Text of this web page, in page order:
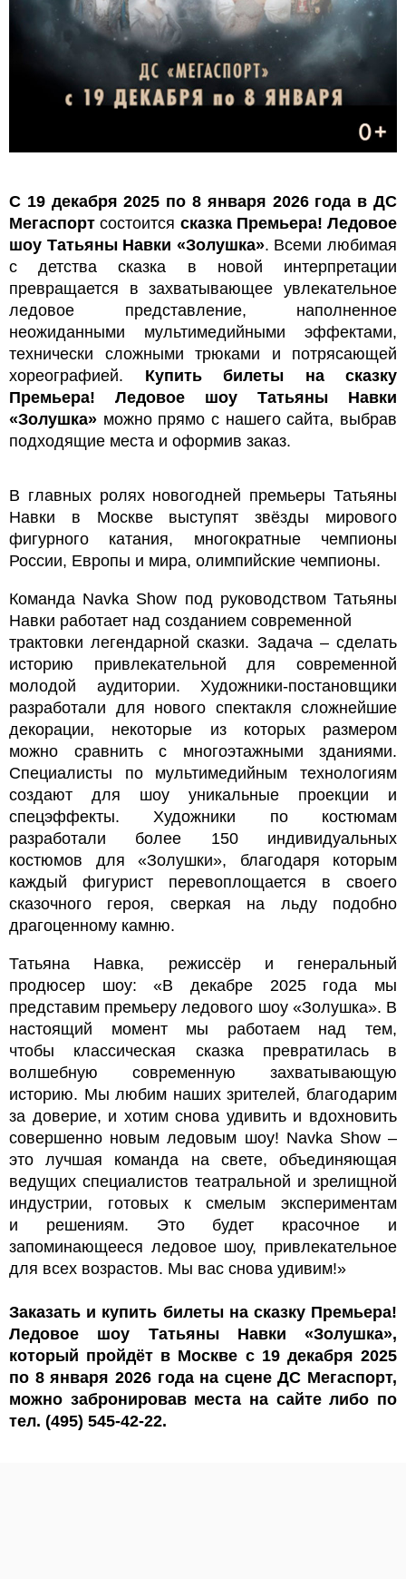
С 19 декабря 2025 по 8 января 2026 года в ДС
Мегаспорт состоится сказка Премьера! Ледовое
шоу Татьяны Навки «Золушка». Всеми любимая
с детства сказка в новой интерпретации
превращается в захватывающее увлекательное
ледовое представление, наполненное
неожиданными мультимедийными эффектами,
технически сложными трюками и потрясающей
хореографией. Купить билеты на сказку
Премьера! Ледовое шоу Татьяны Навки
«Золушка» можно прямо с нашего сайта, выбрав
подходящие места и оформив заказ.
В главных ролях новогодней премьеры Татьяны
Навки в Москве выступят звёзды мирового
фигурного катания, многократные чемпионы
России, Европы и мира, олимпийские чемпионы.
Команда Navka Show под руководством Татьяны
Навки работает над созданием современной
трактовки легендарной сказки. Задача – сделать
историю привлекательной для современной
молодой аудитории. Художники-постановщики
разработали для нового спектакля сложнейшие
декорации, некоторые из которых размером
можно сравнить с многоэтажными зданиями.
Специалисты по мультимедийным технологиям
создают для шоу уникальные проекции и
спецэффекты. Художники по костюмам
разработали более 150 индивидуальных
костюмов для «Золушки», благодаря которым
каждый фигурист перевоплощается в своего
сказочного героя, сверкая на льду подобно
драгоценному камню.
Татьяна Навка, режиссёр и генеральный
продюсер шоу: «В декабре 2025 года мы
представим премьеру ледового шоу «Золушка». В
настоящий момент мы работаем над тем,
чтобы классическая сказка превратилась в
волшебную современную захватывающую
историю. Мы любим наших зрителей, благодарим
за доверие, и хотим снова удивить и вдохновить
совершенно новым ледовым шоу! Navka Show –
это лучшая команда на свете, объединяющая
ведущих специалистов театральной и зрелищной
индустрии, готовых к смелым экспериментам
и решениям. Это будет красочное и
запоминающееся ледовое шоу, привлекательное
для всех возрастов. Мы вас снова удивим!»
Заказать и купить билеты на сказку Премьера!
Ледовое шоу Татьяны Навки «Золушка»,
который пройдёт в Москве с 19 декабря 2025
по 8 января 2026 года на сцене ДС Мегаспорт,
можно забронировав места на сайте либо по
тел. (495) 545-42-22.